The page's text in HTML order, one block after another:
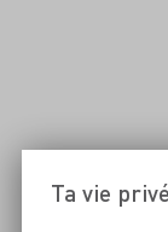
Ta vie